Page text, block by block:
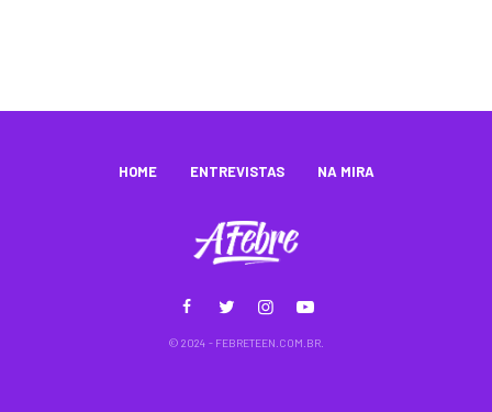
HOME ENTREVISTAS NA MIRA
© 2024 - FEBRETEEN.COM.BR.